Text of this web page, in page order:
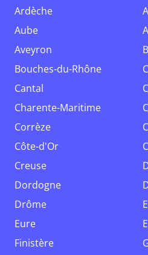
Ardèche
Aube
Aveyron
Bouches-du-Rhône
Cantal
Charente-Maritime
Corrèze
Côte-d'Or
Creuse
Dordogne
Drôme
Eure
Finistère